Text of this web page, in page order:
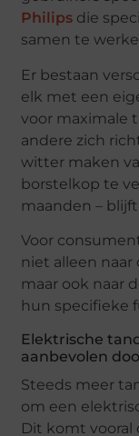
Philips die
samen te
Er bestaan
elk met een
voor maximale
andere zich
witter maken
borstelkop te
maanden –
Voor
niet alleen
maar ook naar
hun specifieke
Elektrische
aanbevolen
Steeds meer
om een
Dit komt vooral